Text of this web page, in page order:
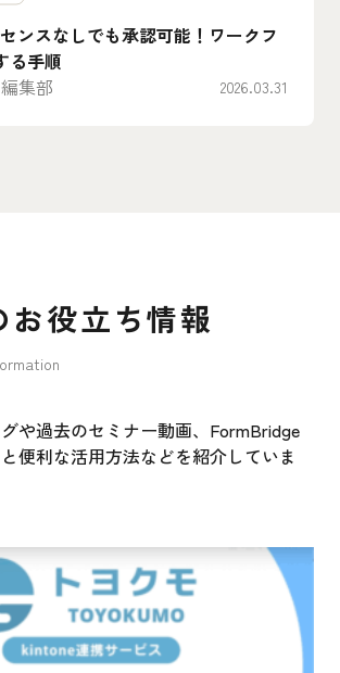
ンスなしでも承認可能！ワークフ
る手順
集部
2026.03.31
お役立ち情報
や過去のセミナー動画、FormBridge
便利な活用方法などを紹介していま